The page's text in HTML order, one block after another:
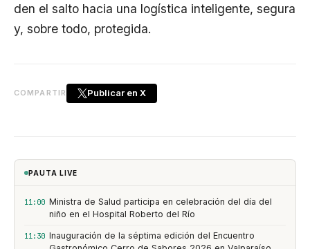
den el salto hacia una logística inteligente, segura
y, sobre todo, protegida.
COMPARTIR Publicar en X
PAUTA LIVE
11:00 Ministra de Salud participa en celebración del día del
niño en el Hospital Roberto del Río
11:30 Inauguración de la séptima edición del Encuentro